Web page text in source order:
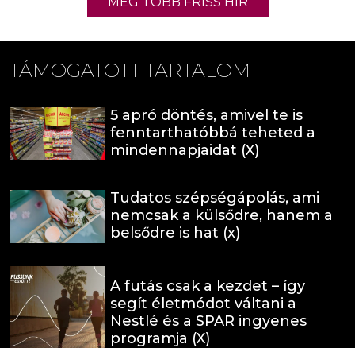
TÁMOGATOTT TARTALOM
5 apró döntés, amivel te is
fenntarthatóbbá teheted a
mindennapjaidat (X)
Tudatos szépségápolás, ami
nemcsak a külsődre, hanem a
belsődre is hat (x)
A futás csak a kezdet – így
segít életmódot váltani a
Nestlé és a SPAR ingyenes
programja (X)